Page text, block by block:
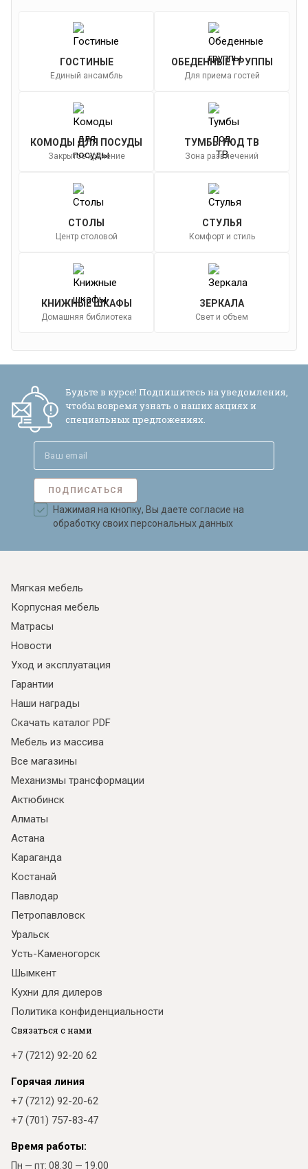
ГОСТИНЫЕ
Единый ансамбль
ОБЕДЕННЫЕ ГРУППЫ
Для приема гостей
КОМОДЫ ДЛЯ ПОСУДЫ
Закрытое хранение
ТУМБЫ ПОД ТВ
Зона развлечений
СТОЛЫ
Центр столовой
СТУЛЬЯ
Комфорт и стиль
КНИЖНЫЕ ШКАФЫ
Домашняя библиотека
ЗЕРКАЛА
Свет и объем
Будьте в курсе! Подпишитесь на уведомления,
чтобы вовремя узнать о наших акциях и
специальных предложениях.
ПОДПИСАТЬСЯ
Нажимая на кнопку, Вы даете согласие на
обработку своих персональных данных
Мягкая мебель
Корпусная мебель
Матрасы
Новости
Уход и эксплуатация
Гарантии
Наши награды
Скачать каталог PDF
Мебель из массива
Все магазины
Механизмы трансформации
Актюбинск
Алматы
Астана
Караганда
Костанай
Павлодар
Петропавловск
Уральск
Усть-Каменогорск
Шымкент
Кухни для дилеров
Политика конфиденциальности
Связаться с нами
+7 (7212) 92-20 62
Горячая линия
+7 (7212) 92-20-62
+7 (701) 757-83-47
Время работы:
Пн — пт: 08.30 — 19.00